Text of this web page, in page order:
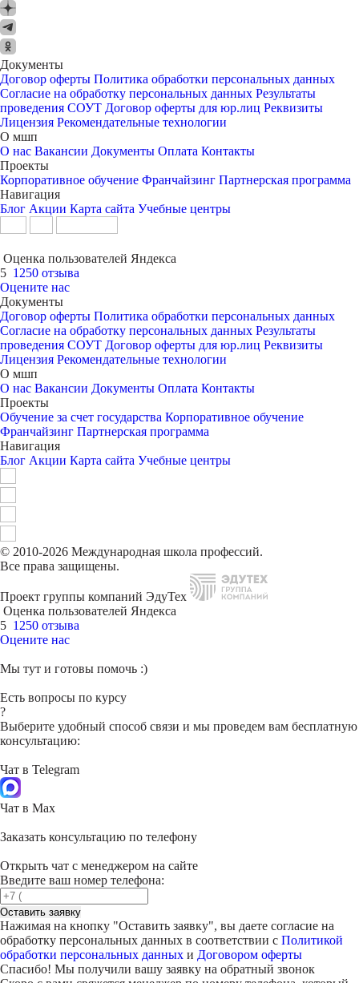
Документы
Договор оферты Политика обработки персональных данных
Согласие на обработку персональных данных Результаты
проведения СОУТ Договор оферты для юр.лиц Реквизиты
Лицензия Рекомендательные технологии
О мшп
О нас Вакансии Документы Оплата Контакты
Проекты
Корпоративное обучение Франчайзинг Партнерская программа
Навигация
Блог Акции Карта сайта Учебные центры
Оценка пользователей Яндекса
5 1250 отзыва
Оцените нас
Документы
Договор оферты Политика обработки персональных данных
Согласие на обработку персональных данных Результаты
проведения СОУТ Договор оферты для юр.лиц Реквизиты
Лицензия Рекомендательные технологии
О мшп
О нас Вакансии Документы Оплата Контакты
Проекты
Обучение за счет государства Корпоративное обучение
Франчайзинг Партнерская программа
Навигация
Блог Акции Карта сайта Учебные центры
© 2010-2026 Международная школа профессий.
Все права защищены.
Проект группы компаний ЭдуТех
Оценка пользователей Яндекса
5 1250 отзыва
Оцените нас
Мы тут и готовы помочь :)
Есть вопросы по курсу
?
Выберите удобный способ связи и мы проведем вам бесплатную
консультацию:
Чат в Telegram
Чат в Max
Заказать консультацию по телефону
Открыть чат с менеджером на сайте
Введите ваш номер телефона:
Оставить заявку
Нажимая на кнопку "Оставить заявку", вы даете согласие на
обработку персональных данных в соответствии с Политикой
обработки персональных данных и Договором оферты
Спасибо! Мы получили вашу заявку на обратный звонок